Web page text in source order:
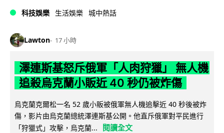
科技娛樂 生活娛樂 城中熱話
Lawton 17 小時
澤連斯基怒斥俄軍「人肉狩獵」 無人機
追殺烏克蘭小販近 40 秒仍被炸傷
烏克蘭克爾松一名 52 歲小販被俄軍無人機追擊近 40 秒後被炸
傷，影片由烏克蘭總統澤連斯基公開。他直斥俄軍對平民進行
「狩獵式」攻擊，烏克蘭...
閱讀全文